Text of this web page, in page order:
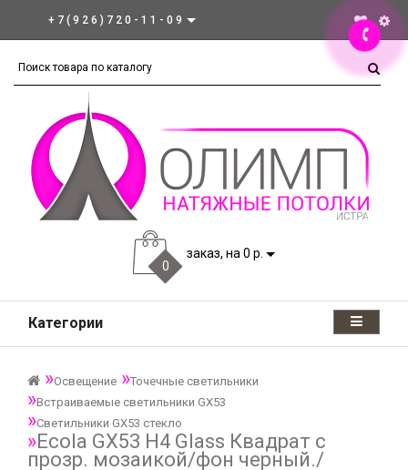
+7(926)720-11-09
0
заказ, на 0 р.
Категории
Освещение
Точечные светильники
Встраиваемые светильники GX53
Светильники GX53 стекло
Ecola GX53 H4 Glass Квадрат с
прозр. мозаикой/фон черный./